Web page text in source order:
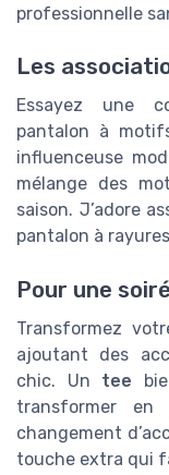
professionnelle
Les
Essayez une
pantalon à
influenceuse
mélange des
saison. J’adore
pantalon à
Pour une
Transformez
ajoutant des
chic. Un tee
transformer en
changement
touche extra qui